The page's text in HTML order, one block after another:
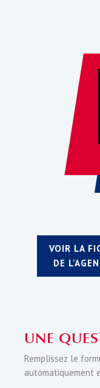
VOIR LA
DE
UNE
Remplissez le
automatiquement